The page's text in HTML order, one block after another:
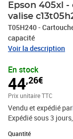
Epson 405xl
valise
T05H240 -
capacité
Voir la description
En stock
44,26€
Prix unitaire TTC
Vendu et expédié par
Expédié sous 3 jours
Quantité
Quantité : 1